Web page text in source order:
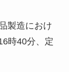
製造におけ
時40分、定